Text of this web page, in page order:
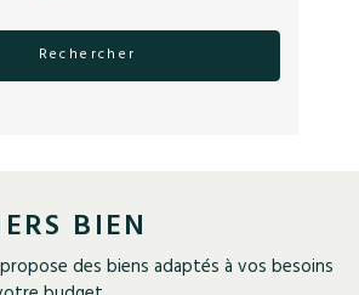
Rechercher
BIEN
des biens adaptés à vos besoins